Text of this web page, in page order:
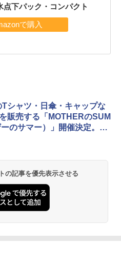
点下パック・コンパクト
Tシャツ・日傘・キャップな
販売する「MOTHERのSUM
のサマー）」開催決定。初
の記事を優先表示させる